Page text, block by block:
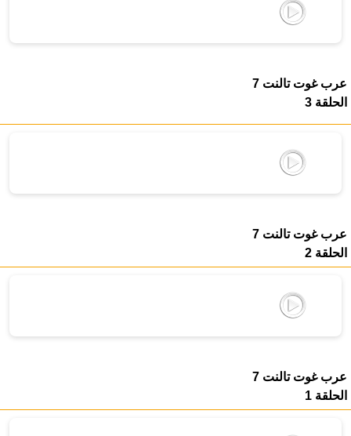
عرب غوت تالنت 7
الحلقة 3
عرب غوت تالنت 7
الحلقة 2
عرب غوت تالنت 7
الحلقة 1